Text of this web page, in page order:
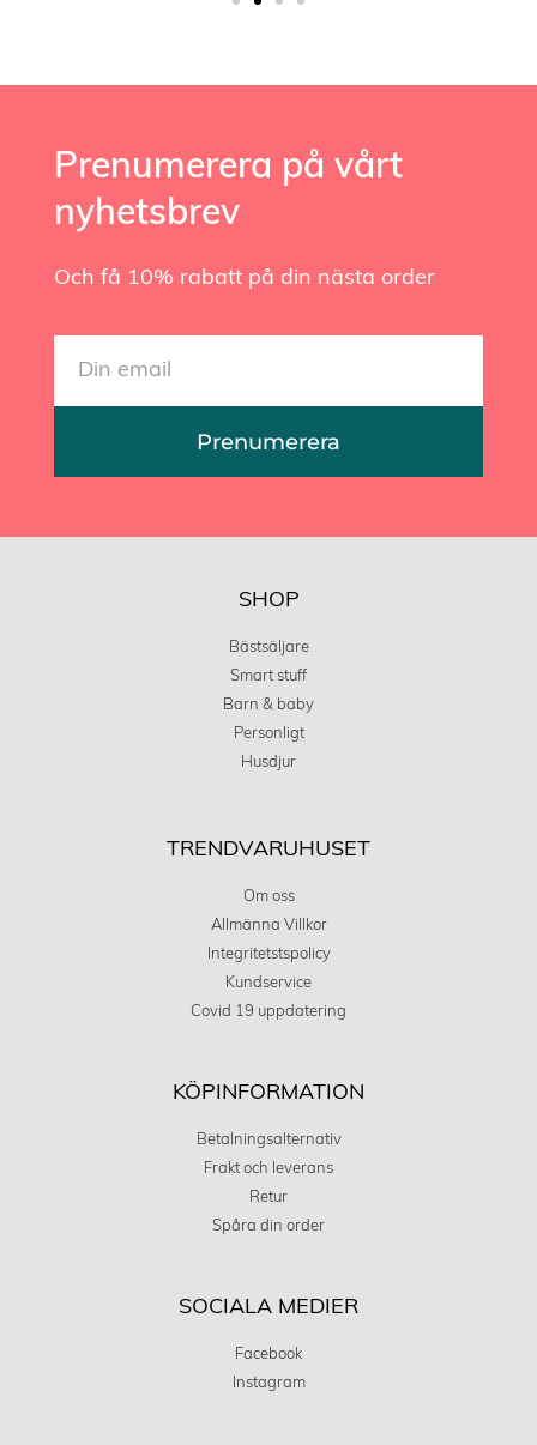
Prenumerera på vårt
nyhetsbrev
Och få 10% rabatt på din nästa order
Prenumerera
SHOP
Bästsäljare
Smart stuff
Barn & baby
Personligt
Husdjur
TRENDVARUHUSET
Om oss
Allmänna Villkor
Integritetstspolicy
Kundservice
Covid 19 uppdatering
KÖPINFORMATION
Betalningsalternativ
Frakt och leverans
Retur
Spåra din order
SOCIALA MEDIER
Facebook
Instagram